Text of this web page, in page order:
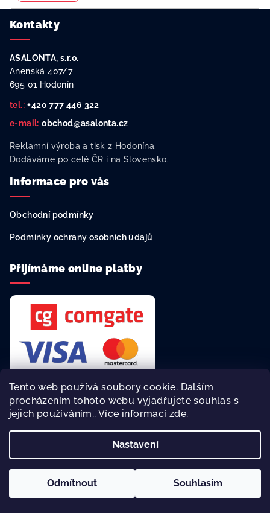
Tento web používá soubory cookie. Dalším
procházením tohoto webu vyjadřujete souhlas s
jejich používáním.. Více informací zde.
Nastavení
Odmítnout Souhlasím
i
Kontakty
ASALONTA, s.r.o.
Anenská 407/7
695 01 Hodonín
tel.: +420 777 446 322
e-mail: obchod@asalonta.cz
Reklamní výroba a tisk z Hodonína.
Dodáváme po celé ČR i na Slovensko.
Informace pro vás
Obchodní podmínky
Podmínky ochrany osobních údajů
Přijímáme online platby
Rychlá a bezpečná platba online.
Copyright 2026reklamní agentura Asalonta. Všechna práva